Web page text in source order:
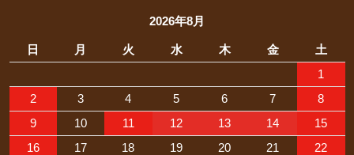
2026年8月
日 月 火 水 木 金
土
1
2
3 4 5 6 7
8
9
10 11 12 13 14
15
16
17 18 19 20 21
22